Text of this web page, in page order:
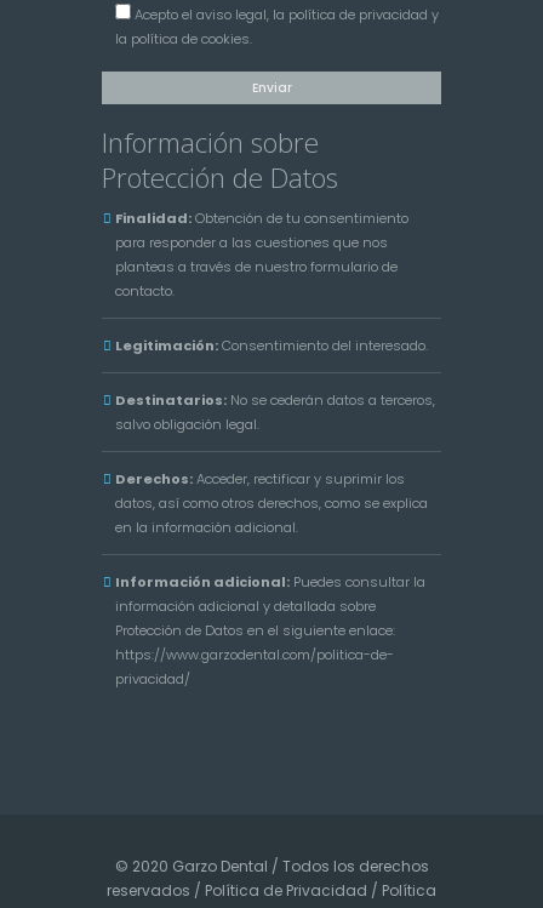
Acepto elaviso legal, la política de privacidad y
la política de cookies.
Información sobre
Protección de Datos
Finalidad:Obtención de tu consentimiento
para responder a las cuestiones que nos
planteas a través de nuestro formulario de
contacto.
Legitimación:Consentimiento del interesado.
Destinatarios: No se cederán datos a terceros,
salvo obligación legal.
Derechos:Acceder, rectificar y suprimir los
datos, así como otros derechos, como se explica
en la información adicional.
Información adicional: Puedes consultar la
información adicional y detallada sobre
Protección de Datos en el siguiente enlace:
https://www.garzodental.com/politica-de-
privacidad/
© 2020 Garzo Dental / Todos los derechos
reservados / Política de Privacidad / Política